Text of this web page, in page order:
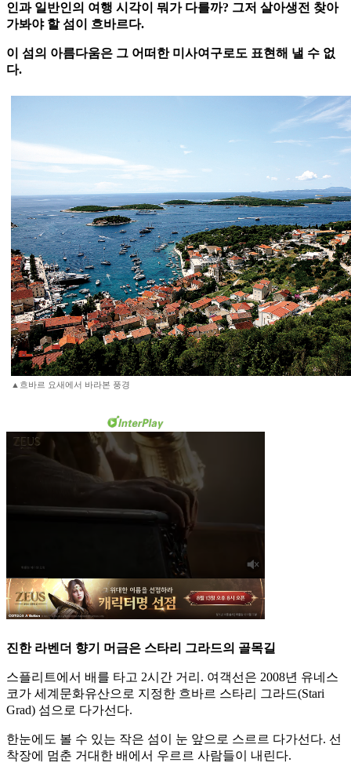
인과 일반인의 여행 시각이 뭐가 다를까? 그저 살아생전 찾아
가봐야 할 섬이 흐바르다.
이 섬의 아름다움은 그 어떠한 미사여구로도 표현해 낼 수 없
다.
▲흐바르 요새에서 바라본 풍경
진한 라벤더 향기 머금은 스타리 그라드의 골목길
스플리트에서 배를 타고 2시간 거리. 여객선은 2008년 유네스
코가 세계문화유산으로 지정한 흐바르 스타리 그라드(Stari
Grad) 섬으로 다가선다.
한눈에도 볼 수 있는 작은 섬이 눈 앞으로 스르르 다가선다. 선
착장에 멈춘 거대한 배에서 우르르 사람들이 내린다.